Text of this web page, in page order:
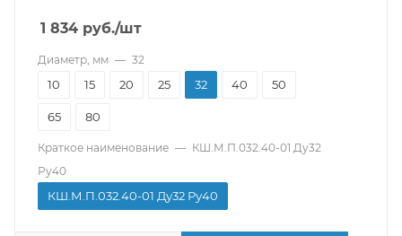
1 834 руб./шт
Диаметр, мм — 32
10 15 20 25 32 40 50
65 80
Краткое наименование — КШ.М.П.032.40-01 Ду32
Ру40
КШ.М.П.032.40-01 Ду32 Ру40